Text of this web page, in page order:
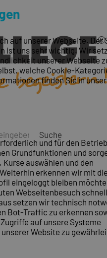
Suche
auf unserer Webseite. Der
ist uns sehr wichtig. Wir
unserer Webseite
welche Cookie-
finden Sie in
und für den
Grundfunktionen und
auswählen und den
erkennen wir mit
eingeloggt bleiben
Webseitenbesuch
setzen wir technisch
Bot-Traffic zu erkennen
auf unsere Systeme
Website zu